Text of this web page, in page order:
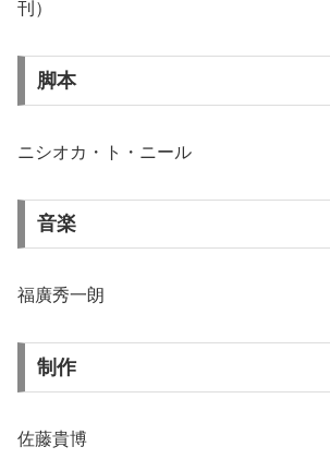
刊）
脚本
ニシオカ・ト・ニール
音楽
福廣秀一朗
制作
佐藤貴博